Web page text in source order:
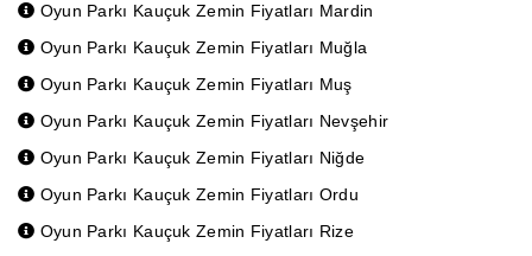
Oyun Parkı Kauçuk Zemin Fiyatları Mardin
Oyun Parkı Kauçuk Zemin Fiyatları Muğla
Oyun Parkı Kauçuk Zemin Fiyatları Muş
Oyun Parkı Kauçuk Zemin Fiyatları Nevşehir
Oyun Parkı Kauçuk Zemin Fiyatları Niğde
Oyun Parkı Kauçuk Zemin Fiyatları Ordu
Oyun Parkı Kauçuk Zemin Fiyatları Rize